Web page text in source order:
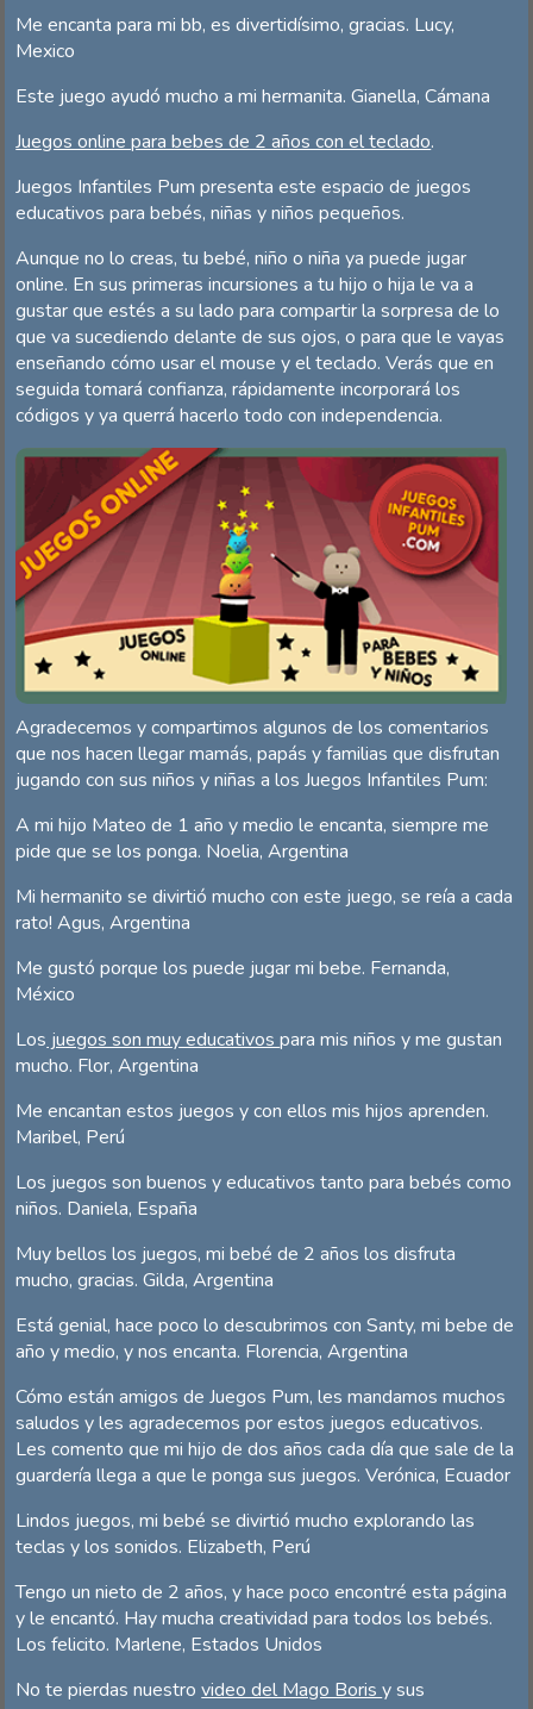
Me encanta para mi bb, es divertidísimo, gracias. Lucy,
Mexico
Este juego ayudó mucho a mi hermanita. Gianella, Cámana
Juegos online para bebes de 2 años con el teclado.
Juegos Infantiles Pum presenta este espacio de juegos
educativos para bebés, niñas y niños pequeños.
Aunque no lo creas, tu bebé, niño o niña ya puede jugar
online. En sus primeras incursiones a tu hijo o hija le va a
gustar que estés a su lado para compartir la sorpresa de lo
que va sucediendo delante de sus ojos, o para que le vayas
enseñando cómo usar el mouse y el teclado. Verás que en
seguida tomará confianza, rápidamente incorporará los
códigos y ya querrá hacerlo todo con independencia.
Agradecemos y compartimos algunos de los comentarios
que nos hacen llegar mamás, papás y familias que disfrutan
jugando con sus niños y niñas a los Juegos Infantiles Pum:
A mi hijo Mateo de 1 año y medio le encanta, siempre me
pide que se los ponga. Noelia, Argentina
Mi hermanito se divirtió mucho con este juego, se reía a cada
rato! Agus, Argentina
Me gustó porque los puede jugar mi bebe. Fernanda,
México
Los juegos son muy educativospara mis niños y me gustan
mucho. Flor, Argentina
Me encantan estos juegos y con ellos mis hijos aprenden.
Maribel, Perú
Los juegos son buenos y educativos tanto para bebés como
niños. Daniela, España
Muy bellos los juegos, mi bebé de 2 años los disfruta
mucho, gracias. Gilda, Argentina
Está genial, hace poco lo descubrimos con Santy, mi bebe de
año y medio, y nos encanta. Florencia, Argentina
Cómo están amigos de Juegos Pum, les mandamos muchos
saludos y les agradecemos por estos juegos educativos.
Les comento que mi hijo de dos años cada día que sale de la
guardería llega a que le ponga sus juegos. Verónica, Ecuador
Lindos juegos, mi bebé se divirtió mucho explorando las
teclas y los sonidos. Elizabeth, Perú
Tengo un nieto de 2 años, y hace poco encontré esta página
y le encantó. Hay mucha creatividad para todos los bebés.
Los felicito. Marlene, Estados Unidos
No te pierdas nuestrovideo del Mago Borisy sus